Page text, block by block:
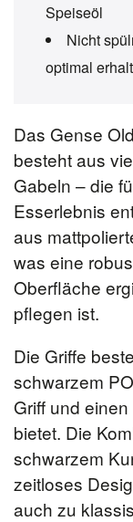
Das Gense
besteht aus
Gabeln – die
Esserlebnis
aus
was eine
Oberfläche
pflegen ist.
Die Griffe
schwarzem
Griff und
bietet. Die
schwarzem
zeitloses
auch zu
Speiseöl
Nicht
optimal